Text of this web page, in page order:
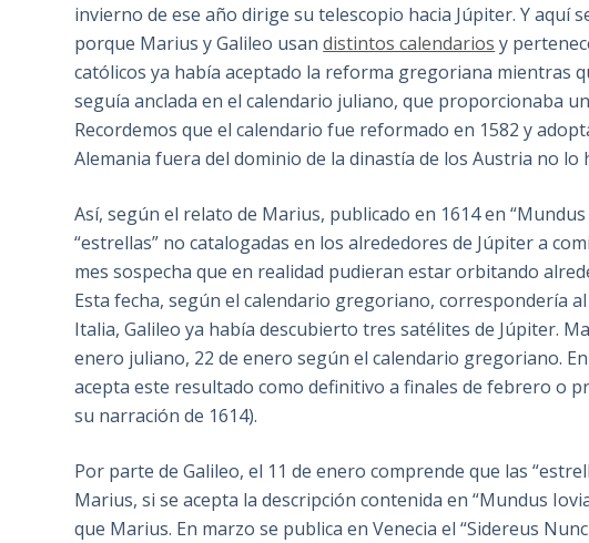
invierno de ese año dirige su telescopio hacia Júpiter. Y aquí
porque Marius y Galileo usandistintos calendarios y
católicos ya había aceptado la reforma gregoriana mientras
seguía anclada en el calendario juliano, que proporcionaba
Recordemos que el calendario fue reformado en 1582 y
Alemania fuera del dominio de la dinastía de los Austria no lo
Así, según el relato de Marius, publicado en 1614 en
“estrellas” no catalogadas en los alrededores de Júpiter a
mes sospecha que en realidad pudieran estar orbitando
Esta fecha, según el calendario gregoriano, correspondería
Italia, Galileo ya había descubierto tres satélites de Júpiter.
enero juliano, 22 de enero según el calendario gregoriano.
acepta este resultado como definitivo a finales de febrero o
su narración de 1614).
Por parte de Galileo, el 11 de enero comprende que las
Marius, si se acepta la descripción contenida en “Mundus
que Marius. En marzo se publica en Venecia el “Sidereus